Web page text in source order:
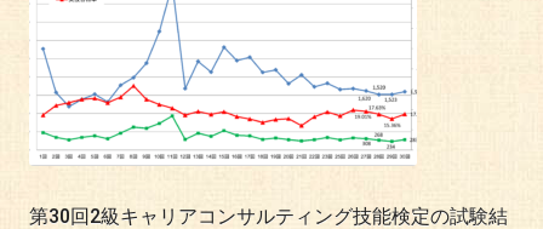
第30回2級キャリアコンサルティング技能検定の試験結